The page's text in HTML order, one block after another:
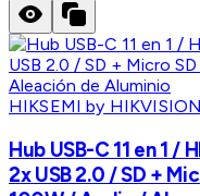
HIKSEMI by HIKVISION
Hub USB-C 11 en 1 /
2x USB 2.0 / SD +